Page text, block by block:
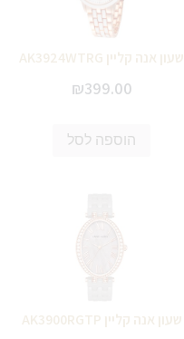
שעון אנה קליין AK3924WTRG
₪399.00
הוספה לסל
שעון אנה קליין AK3900RGTP